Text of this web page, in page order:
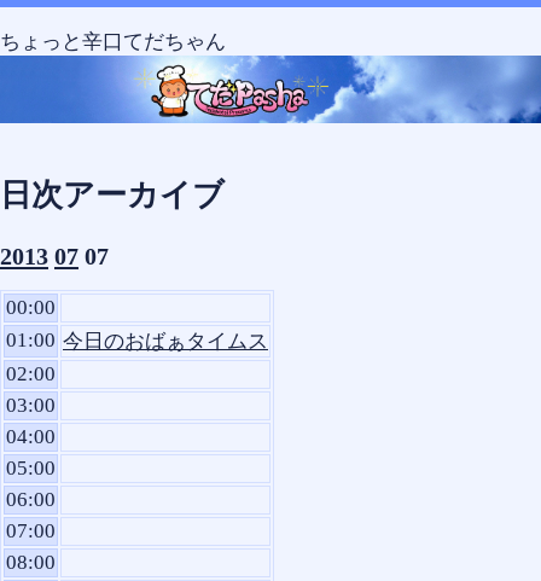
コ
ン
ツ
ス
キ
プ
Skip
to
SEARCH-
Skip
to
CALENDAR-
Skip
to
RECENT-
Skip
to
TEXT-
Skip
to
TEXT-
ちょっと辛口てだちゃん
日次アーカイブ
2013 07 07
00:00
01:00 今日のおばぁタイムス
02:00
03:00
04:00
05:00
06:00
07:00
08:00